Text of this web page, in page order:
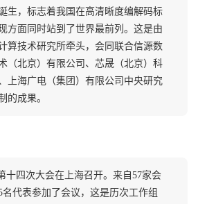
生，标志着我国在高清晰度编解码标
方面同时站到了世界最前列。这是由
算技术研究所牵头，会同联合信源数
（北京）有限公司、芯晟（北京）科
上海广电（集团）有限公司中央研究
的成果。
十四次大会在上海召开。来自57家会
名代表参加了会议，这是历次工作组